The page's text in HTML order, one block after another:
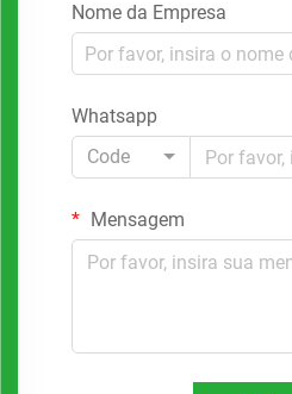
Nome da Empresa
Whatsapp
Code
Mensagem